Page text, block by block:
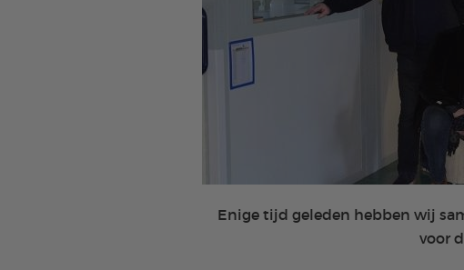
Enige tijd geleden hebben wij
voor